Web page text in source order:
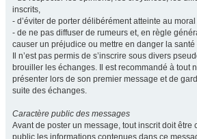
inscrits,
- d’éviter de porter délibérément atteinte au
- de ne pas diffuser de rumeurs et, en règle
causer un préjudice ou mettre en danger la
Il n’est pas permis de s’inscrire sous divers
brouiller les échanges. Il est recommandé à tout
présenter lors de son premier message et de
suite des échanges.
Caractère public des messages
Avant de poster un message, tout inscrit doit être
public les informations contenues dans ce